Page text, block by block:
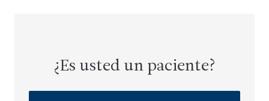
¿Es usted un paciente?